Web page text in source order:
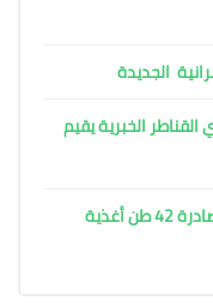
الجديدة
الخبرية يقيم
ضربة قوية لتجار اللحوم الفاسدة ومصادرة 42 طن أغذية